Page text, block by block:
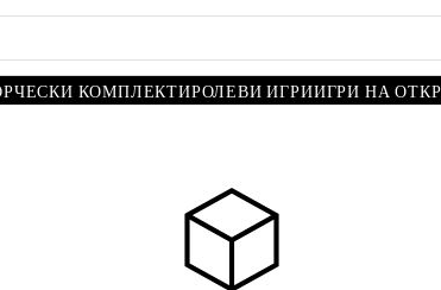
КОМПЛЕКТИРОЛЕВИ ИГРИИГРИ НА